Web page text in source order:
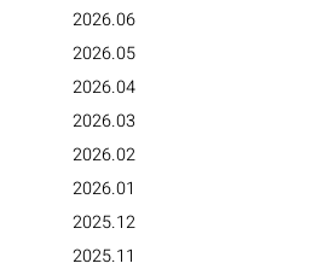
2026.06
2026.05
2026.04
2026.03
2026.02
2026.01
2025.12
2025.11